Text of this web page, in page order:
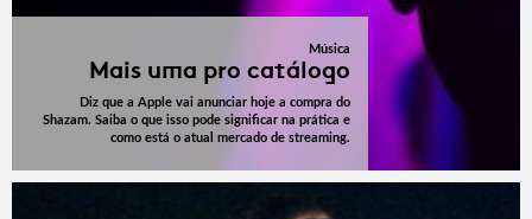
Música
Mais uma pro catálogo
Diz que a Apple vai anunciar hoje a compra do
Shazam. Saiba o que isso pode significar na prática e
como está o atual mercado de streaming.